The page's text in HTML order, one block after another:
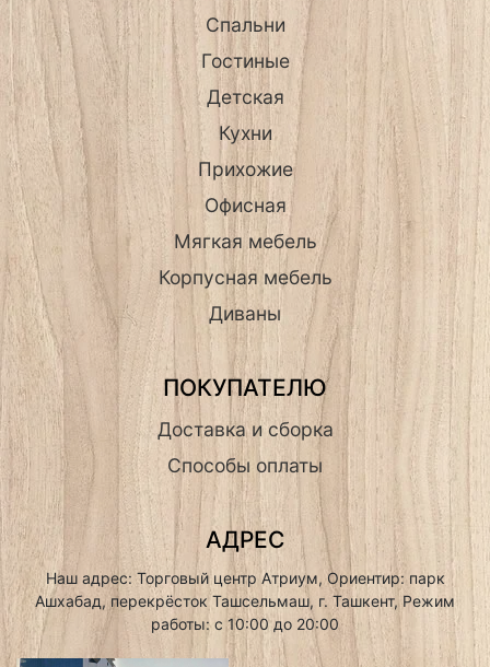
Спальни
Гостиные
Детская
Кухни
Прихожие
Офисная
Мягкая мебель
Корпусная мебель
Диваны
ПОКУПАТЕЛЮ
Доставка и сборка
Способы оплаты
АДРЕС
Наш адрес: Торговый центр Атриум, Ориентир: парк
Ашхабад, перекрёсток Ташсельмаш, г. Ташкент, Режим
работы: с 10:00 до 20:00